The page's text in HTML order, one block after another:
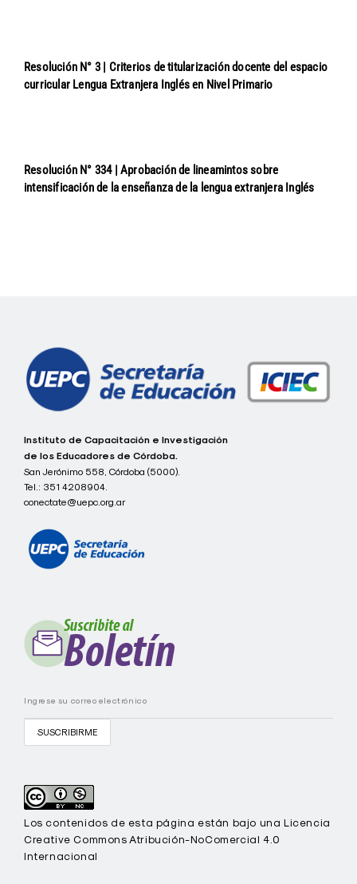
Resolución N° 3 | Criterios de titularización docente del espacio
curricular Lengua Extranjera Inglés en Nivel Primario
Resolución N° 334 | Aprobación de lineamintos sobre
intensificación de la enseñanza de la lengua extranjera Inglés
entradas
c
o
n
e
c
t
e
C
U
P
Instituto de Capacitación e Investigación
de los Educadores de Córdoba.
San Jerónimo 558, Córdoba (5000).
Tel.: 351 4208904.
conectate@uepc.org.ar
Los contenidos de esta página están bajo una Licencia
Creative Commons Atribución-NoComercial 4.0
Internacional